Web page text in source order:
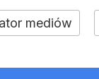
mediów